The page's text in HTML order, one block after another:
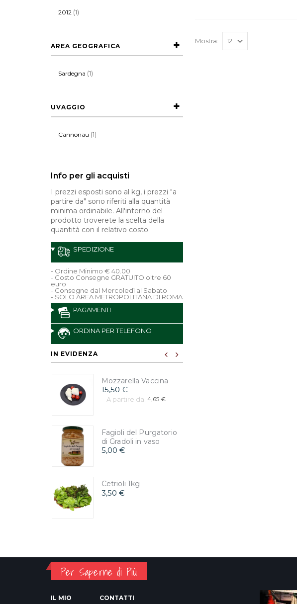
Mostra:
2012 (1)
AREA GEOGRAFICA
Sardegna (1)
UVAGGIO
Cannonau (1)
Info per gli acquisti
I prezzi esposti sono al kg, i prezzi "a
partire da" sono riferiti alla quantità
minima ordinabile. All'interno del
prodotto troverete la scelta della
quantità con il relativo costo.
SPEDIZIONE
- Ordine Minimo € 40.00
- Costo Consegne GRATUITO oltre 60
euro
- Consegne dal Mercoledì al Sabato
- SOLO AREA METROPOLITANA DI ROMA
PAGAMENTI
ORDINA PER TELEFONO
IN EVIDENZA
Mozzarella Vaccina
15,50 €
A partire da: 4,65 €
Fagioli del Purgatorio
di Gradoli in vaso
5,00 €
Cetrioli 1kg
3,50 €
Per Saperne di Più
IL MIO
CONTATTI